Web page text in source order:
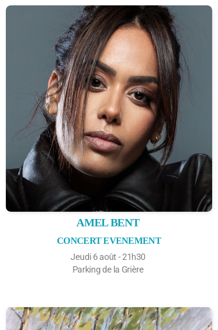
AMEL BENT
CONCERT EVENEMENT
Jeudi 6 août - 21h30
Parking de la Grière